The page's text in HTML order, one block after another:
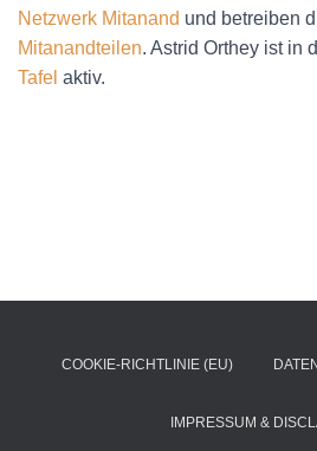
Netzwerk Mitanand und betreiben
Mitanandteilen. Astrid Orthey ist in
Tafel aktiv.
COOKIE-RICHTLINIE (EU)
IMPRESSUM &